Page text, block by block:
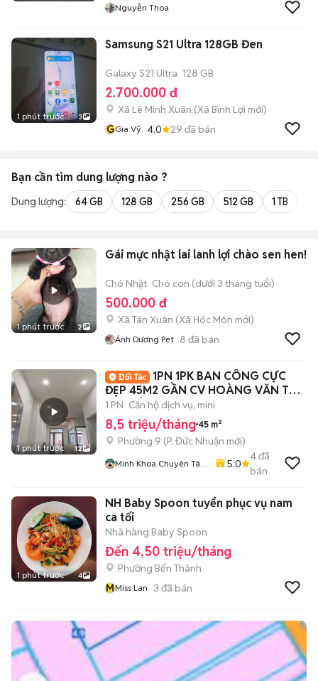
Nguyễn Thoa
1 phút trước 3
Samsung S21 Ultra 128GB Đen
Galaxy S21 Ultra 128 GB
2.700.000 đ
Xã Lê Minh Xuân (Xã Bình Lợi mới)
GGia Vỹ 4.0 29 đã bán
Bạn cần tìm dung lượng nào ?
Dung lượng: 64 GB 128 GB 256 GB 512 GB 1 TB
1 phút trước 2
Gái mực nhật lai lanh lợi chào sen hen!
Chó Nhật Chó con (dưới 3 tháng tuổi)
500.000 đ
Xã Tân Xuân (Xã Hóc Môn mới)
Ánh Dương Pet 8 đã bán
1 phút trước 12
1PN 1PK BAN CÔNG CỰC
ĐẸP 45M2 GẦN CV HOÀNG VĂN THỤ
- BV TÂM ANH
1 PN Căn hộ dịch vụ, mini
8,5 triệu/tháng 45 m²
Phường 9 (P. Đức Nhuận mới)
Minh Khoa Chuyên Tân
5.0
4đã
bán
1 phút trước 4
NH Baby Spoon tuyển phục vụ nam
ca tối
Nhà hàng Baby Spoon
Đến 4,50 triệu/tháng
Phường Bến Thành
MMiss Lan 3 đã bán